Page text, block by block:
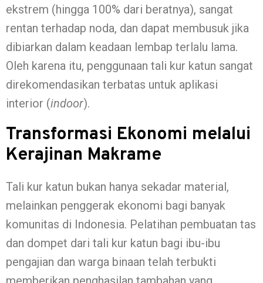
ekstrem (hingga 100% dari beratnya), sangat
rentan terhadap noda, dan dapat membusuk jika
dibiarkan dalam keadaan lembap terlalu lama.
Oleh karena itu, penggunaan tali kur katun sangat
direkomendasikan terbatas untuk aplikasi
interior (indoor).
Transformasi Ekonomi melalui
Kerajinan Makrame
Tali kur katun bukan hanya sekadar material,
melainkan penggerak ekonomi bagi banyak
komunitas di Indonesia. Pelatihan pembuatan tas
dan dompet dari tali kur katun bagi ibu-ibu
pengajian dan warga binaan telah terbukti